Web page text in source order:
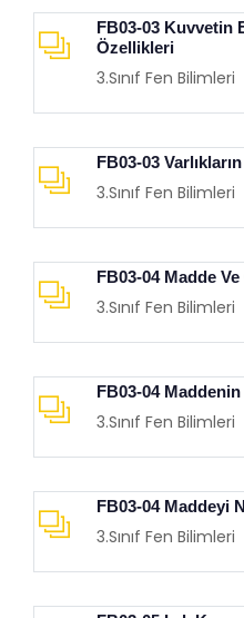
FB03-03 Kuvvetin
Özellikleri
3.Sınıf Fen Bilimleri
FB03-03
3.Sınıf Fen Bilimleri
FB03-04 Madde
3.Sınıf Fen Bilimleri
FB03-04
3.Sınıf Fen Bilimleri
FB03-04 Maddeyi
3.Sınıf Fen Bilimleri